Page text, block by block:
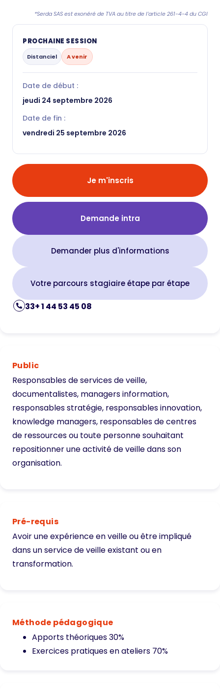
*Serda SAS est exonéré de TVA au titre de l’article 261-4-4 du CGI
PROCHAINE SESSION
Distanciel A venir
Date de début :
jeudi 24 septembre 2026
Date de fin :
vendredi 25 septembre 2026
Je m'inscris
Demande intra
Demander plus d'informations
Votre parcours stagiaire étape par étape
33+ 1 44 53 45 08
Public
Responsables de services de veille,
documentalistes, managers information,
responsables stratégie, responsables innovation,
knowledge managers, responsables de centres
de ressources ou toute personne souhaitant
repositionner une activité de veille dans son
organisation.
Pré-requis
Avoir une expérience en veille ou être impliqué
dans un service de veille existant ou en
transformation.
Méthode pédagogique
Apports théoriques 30%
Exercices pratiques en ateliers 70%